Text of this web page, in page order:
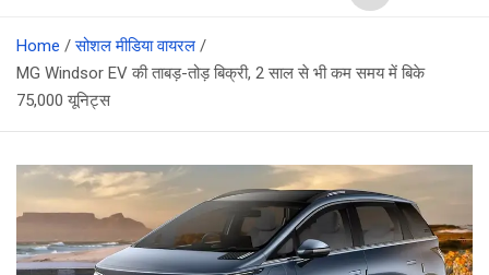
Home
सोशल मीडिया वायरल
MG Windsor EV की ताबड़-तोड़ बिक्री, 2 साल से भी कम समय में बिके
75,000 यूनिट्स